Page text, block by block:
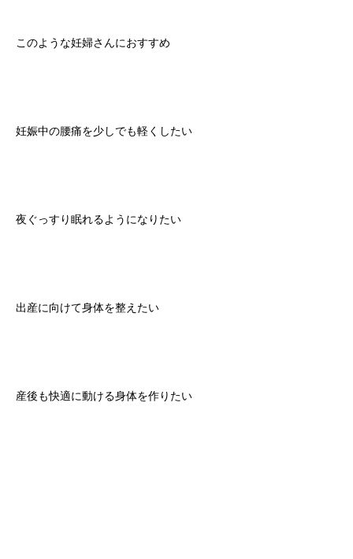
このような妊婦さんにおすすめ
妊娠中の腰痛を少しでも軽くしたい
夜ぐっすり眠れるようになりたい
出産に向けて身体を整えたい
産後も快適に動ける身体を作りたい